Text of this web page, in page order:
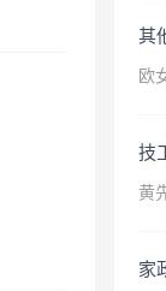
其
欧
技
黄
家